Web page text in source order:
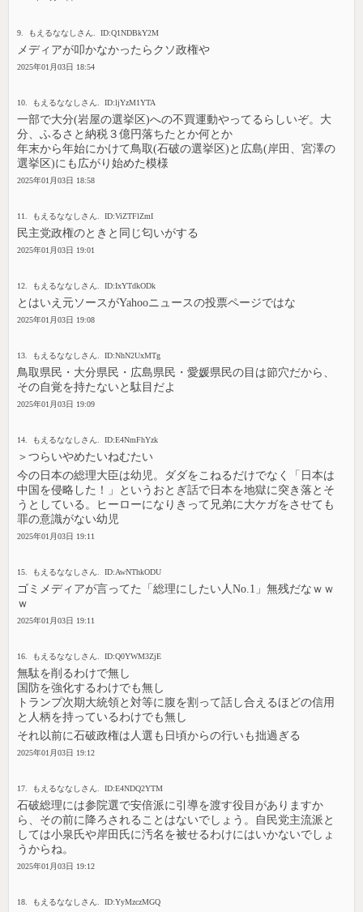
9. もえるななしさん. ID:Q1NDBkY2M
メディアが叩かなかったらクソ政権や
2025年01月03日 18:54
10. もえるななしさん. ID:ljYzM1YTA
一部で大分(岩屋の選挙区)への不買運動やってるらしいぞ。大
分、ふるさと納税３億円落ちたとか何とか
年末から年始にかけて鳥取(石破の選挙区)と広島(岸田、宮澤の
選挙区)にも広がり始めた模様
2025年01月03日 18:58
11. もえるななしさん. ID:ViZTFlZmI
民主党政権のときと同じ匂いがする
2025年01月03日 19:01
12. もえるななしさん. ID:IxYTdkODk
とはいえ元ソースがYahooニュースの投票ページではな
2025年01月03日 19:08
13. もえるななしさん. ID:NhN2UxMTg
鳥取県民・大分県民・広島県民・愛媛県民の目は節穴だから、
その自覚を持たないと駄目だよ
2025年01月03日 19:09
14. もえるななしさん. ID:E4NmFhYzk
＞つらいやめたいねむたい
今の日本の総理大臣は幼児。ダダをこねるだけでなく「日本は
中国を侵略した！」というおとぎ話で日本を地獄に突き落とそ
うとしている。ヒーローになりきって兄弟に大ケガをさせても
罪の意識がない幼児
2025年01月03日 19:11
15. もえるななしさん. ID:AwNThkODU
ゴミメディアが言ってた「総理にしたい人No.1」無残だなｗｗ
ｗ
2025年01月03日 19:11
16. もえるななしさん. ID:Q0YWM3ZjE
無駄を削るわけで無し
国防を強化するわけでも無し
トランプ次期大統領と対等に腹を割って話し合えるほどの信用
と人柄を持っているわけでも無し
それ以前に石破政権は人選も日頃からの行いも拙過ぎる
2025年01月03日 19:12
17. もえるななしさん. ID:E4NDQ2YTM
石破総理には参院選で安倍派に引導を渡す役目がありますか
ら、その前に降ろされることはないでしょう。自民党主流派と
しては小泉氏や岸田氏に汚名を被せるわけにはいかないでしょ
うからね。
2025年01月03日 19:12
18. もえるななしさん. ID:YyMzczMGQ